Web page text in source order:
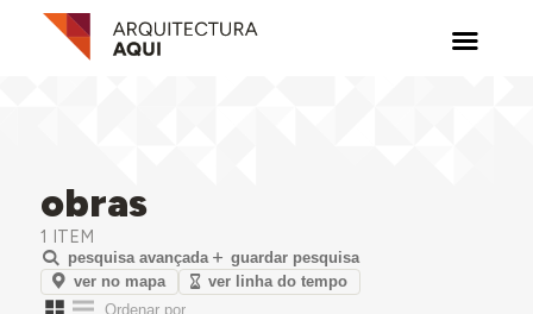
obras
1 ITEM
pesquisa avançada
guardar pesquisa
ver no mapa
ver linha do tempo